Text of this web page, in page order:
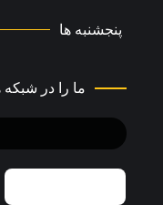
پنجشنبه ها
ما را در شبکه